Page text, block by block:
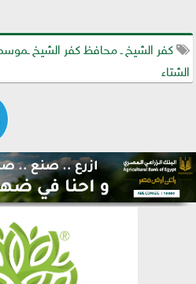
كفر الشيخ ـ محافظ كفر الشيخ
الشتاء